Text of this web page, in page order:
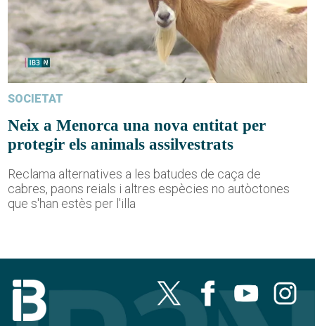
SOCIETAT
Neix a Menorca una nova entitat per
protegir els animals assilvestrats
Reclama alternatives a les batudes de caça de
cabres, paons reials i altres espècies no autòctones
que s'han estès per l'illa